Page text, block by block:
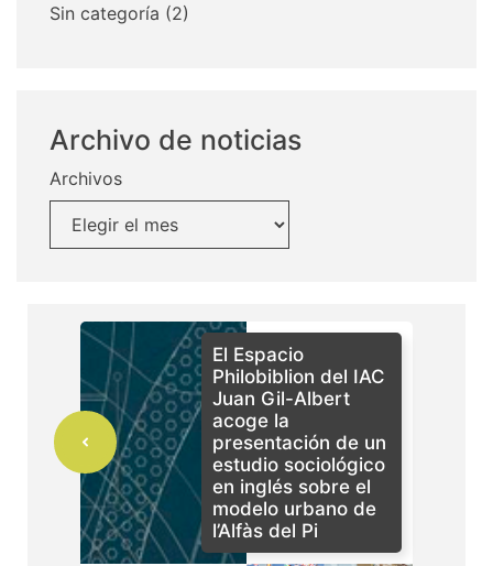
Sin categoría (2)
Archivo de noticias
Archivos
El Espacio
Philobiblion del IAC
Juan Gil-Albert
acoge la
presentación de un
estudio sociológico
en inglés sobre el
modelo urbano de
l’Alfàs del Pi